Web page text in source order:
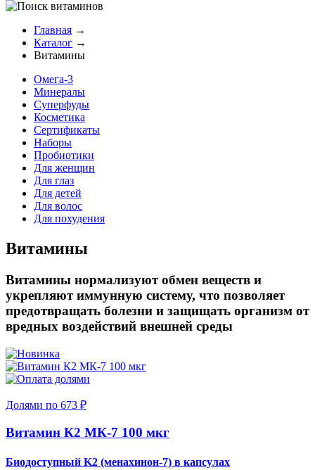
Главная →
Каталог →
Витамины
Омега-3
Минералы
Суперфуды
Косметика
Сертификаты
Наборы
Пробиотики
Для женщин
Для глаз
Для детей
Для волос
Для похудения
Витамины
Витамины нормализуют обмен веществ и
укрепляют иммунную систему, что позволяет
предотвращать болезни и защищать организм от
вредных воздействий внешней среды
Долями по 673 ₽
Витамин К2 МК-7 100 мкг
Биодоступный K2 (менахинон-7) в капсулах